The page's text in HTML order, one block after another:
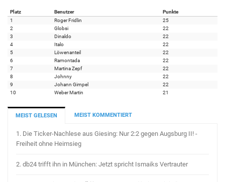
Platz Benutzer
Punkte
1
Roger Fridlin
25
2
Globsi
22
3
Dinaldo
22
4
Italo
22
5
Löwenanteil
22
6
Ramontada
22
7
Martina Zepf
22
8
Johnny
22
9
Johann Gimpel
22
10
Weber Martin 21
MEIST GELESEN MEIST KOMMENTIERT
1. Die Ticker-Nachlese aus Giesing: Nur 2:2 gegen Augsburg II! -
Freiheit ohne Heimsieg
2. db24 trifft ihn in München: Jetzt spricht Ismaiks Vertrauter